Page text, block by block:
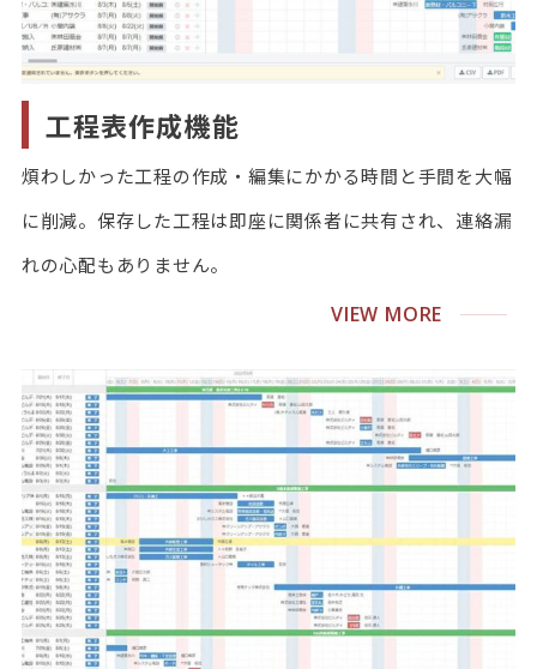
工程表作成機能
煩わしかった工程の作成・編集にかかる時間と手間を大幅
に削減。保存した工程は即座に関係者に共有され、連絡漏
れの心配もありません。
VIEW MORE